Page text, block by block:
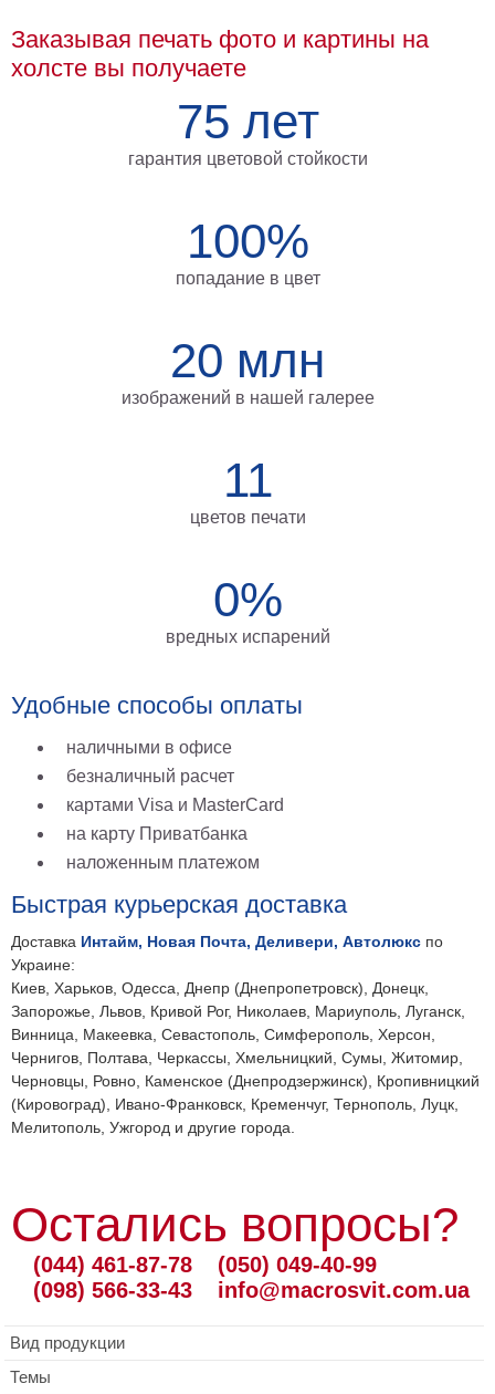
Города
Нью
работы
Заказывая печать фото и картины на
холсте вы получаете
75 лет
гарантия цветовой стойкости
100%
попадание в цвет
20 млн
изображений в нашей галерее
11
цветов печати
0%
вредных испарений
Удобные способы оплаты
наличными в офисе
безналичный расчет
картами Visa и MasterCard
на карту Приватбанка
наложенным платежом
Быстрая курьерская доставка
Доставка Интайм, Новая Почта, Деливери, Автолюкс по
Украине:
Киев, Харьков, Одесса, Днепр (Днепропетровск), Донецк,
Запорожье, Львов, Кривой Рог, Николаев, Мариуполь, Луганск,
Винница, Макеевка, Севастополь, Симферополь, Херсон,
Чернигов, Полтава, Черкассы, Хмельницкий, Сумы, Житомир,
Черновцы, Ровно, Каменское (Днепродзержинск), Кропивницкий
(Кировоград), Ивано-Франковск, Кременчуг, Тернополь, Луцк,
Мелитополь, Ужгород и другие города.
Остались вопросы?
(044) 461-87-78
(098) 566-33-43
(050) 049-40-99
info@macrosvit.com.ua
Вид продукции
Темы